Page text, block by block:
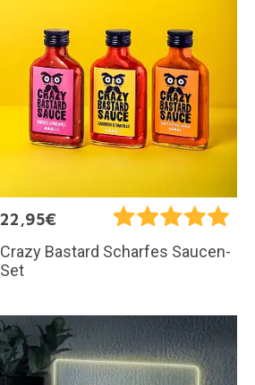
22,95€
Crazy Bastard Scharfes Saucen-
Set